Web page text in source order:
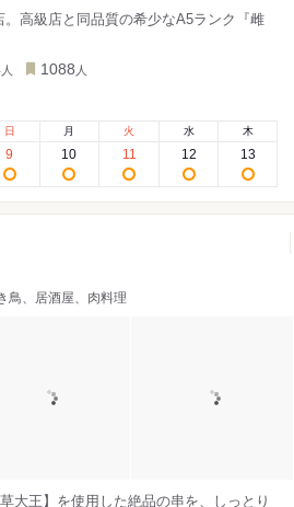
高級店と同品質の希少なA5ランク『雌
人 1088 人
日
9
月
10
火
11
水
12
木
13
鳥、居酒屋、肉料理
大王】を使用した絶品の串を、しっとり